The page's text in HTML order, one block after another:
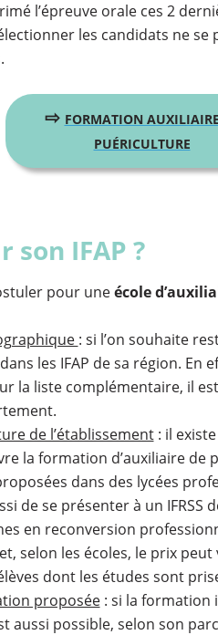
l’épreuve orale ces 2
les candidats ne
⇨ FORMATION
PUÉRICULTURE
IFAP ?
pour uneécole
: si l’on souhaite
les IFAP de sa région. En
la liste complémentaire, il
de l’établissement: il existe
la formation d’auxiliaire de
dans des lycées
de se présenter à un IFRSS
en reconversion
selon les écoles, le prix
dont les études sont
proposée: si la formation
aussi possible, selon son